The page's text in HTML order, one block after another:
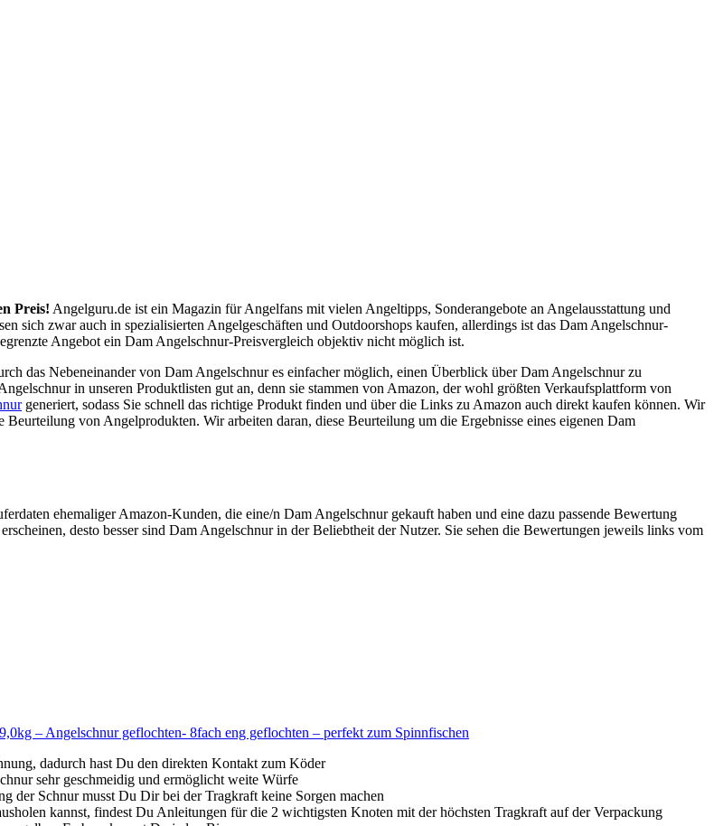
Preis! Angelguru.de ist ein Magazin für Angelfans mit vielen Angeltipps, Sonderangebote an Angelausstattung und
sich zwar auch in spezialisierten Angelgeschäften und Outdoorshops kaufen, allerdings ist das Dam Angelschnur-
Angebot ein Dam Angelschnur-Preisvergleich objektiv nicht möglich ist.
das Nebeneinander von Dam Angelschnur es einfacher möglich, einen Überblick über Dam Angelschnur zu
in unseren Produktlisten gut an, denn sie stammen von Amazon, der wohl größten Verkaufsplattform von
generiert, sodass Sie schnell das richtige Produkt finden und über die Links zu Amazon auch direkt kaufen können. Wir
von Angelprodukten. Wir arbeiten daran, diese Beurteilung um die Ergebnisse eines eigenen Dam
ehemaliger Amazon-Kunden, die eine/n Dam Angelschnur gekauft haben und eine dazu passende Bewertung
desto besser sind Dam Angelschnur in der Beliebtheit der Nutzer. Sie sehen die Bewertungen jeweils links vom
– Angelschnur geflochten- 8fach eng geflochten – perfekt zum Spinnfischen
dadurch hast Du den direkten Kontakt zum Köder
sehr geschmeidig und ermöglicht weite Würfe
Schnur musst Du Dir bei der Tragkraft keine Sorgen machen
kannst, findest Du Anleitungen für die 2 wichtigsten Knoten mit der höchsten Tragkraft auf der Verpackung